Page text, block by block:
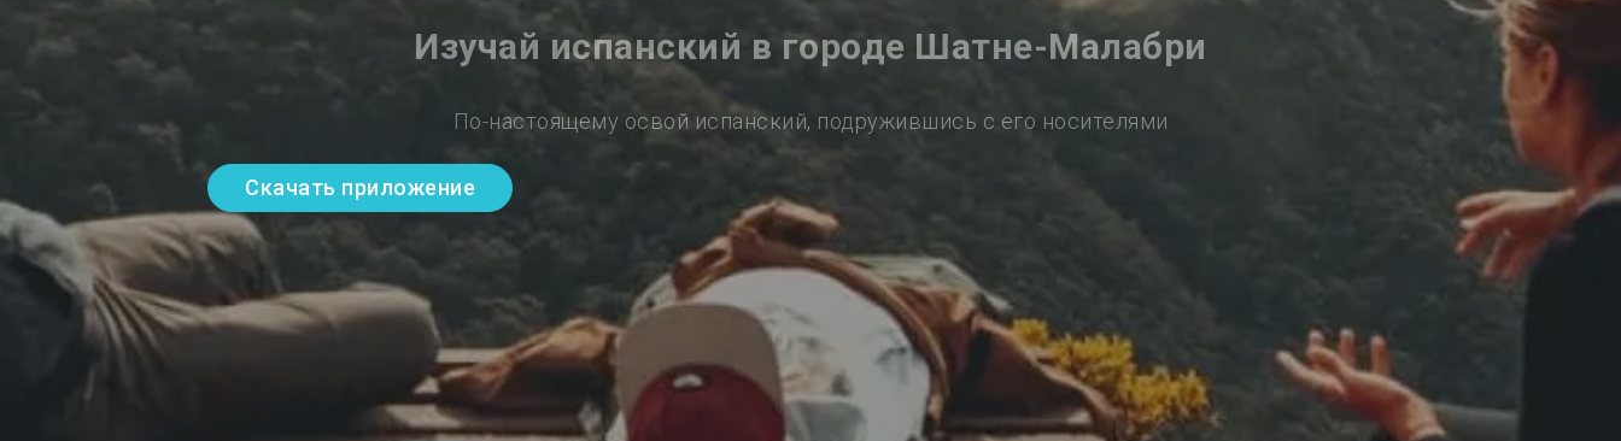
Изучай испанский в городе Шатне-Малабри
По-настоящему освой испанский, подружившись с его носителями
Скачать приложение